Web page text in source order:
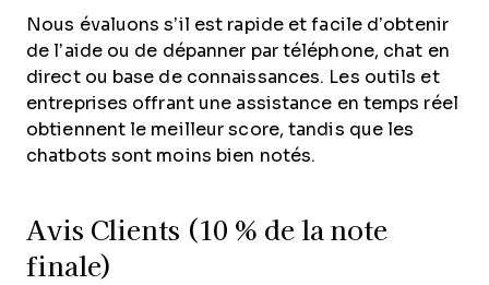
Nous évaluons s’il est rapide et facile d’obtenir
de l’aide ou de dépanner par téléphone, chat en
direct ou base de connaissances. Les outils et
entreprises offrant une assistance en temps réel
obtiennent le meilleur score, tandis que les
chatbots sont moins bien notés.
Avis Clients (10 % de la note
finale)